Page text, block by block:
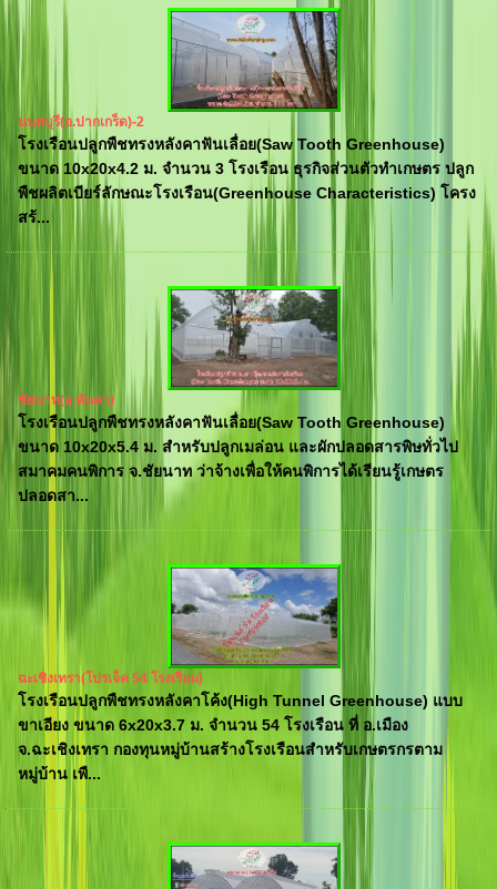
นนทบุรี(อ.ปากเกร็ด)-2
โรงเรือนปลูกพืชทรงหลังคาฟันเลื่อย(Saw Tooth Greenhouse)
ขนาด 10x20x4.2 ม. จำนวน 3 โรงเรือน ธุรกิจส่วนตัวทำเกษตร ปลูก
พืชผลิตเบียร์ลักษณะโรงเรือน(Greenhouse Characteristics) โครง
สร้...
ชัยนาท(อ.หันคา)
โรงเรือนปลูกพืชทรงหลังคาฟันเลื่อย(Saw Tooth Greenhouse)
ขนาด 10x20x5.4 ม. สำหรับปลูกเมล่อน และผักปลอดสารพิษทั่วไป
สมาคมคนพิการ จ.ชัยนาท ว่าจ้างเพื่อให้คนพิการได้เรียนรู้เกษตร
ปลอดสา...
ฉะเชิงเทรา(โปรเจ็ค 54 โรงเรือน)
โรงเรือนปลูกพืชทรงหลังคาโค้ง(High Tunnel Greenhouse) แบบ
ขาเอียง ขนาด 6x20x3.7 ม. จำนวน 54 โรงเรือน ที่ อ.เมือง
จ.ฉะเชิงเทรา กองทุนหมู่บ้านสร้างโรงเรือนสำหรับเกษตรกรตาม
หมู่บ้าน เพื...